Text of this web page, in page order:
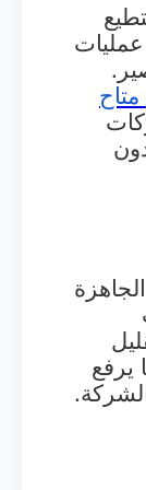
عمليات
متاح
يرفع